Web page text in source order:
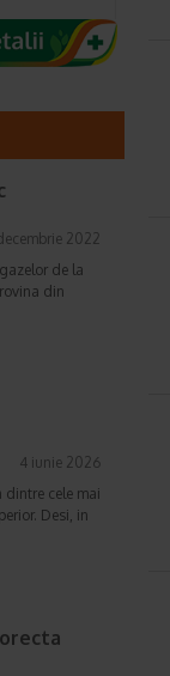
2022
de la
din
4 iunie 2026
cele mai
Desi, in